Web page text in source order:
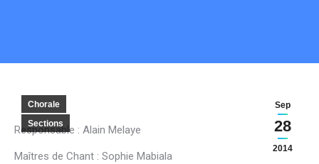
Sep
28
2014
Chorale
Sections
Responsable : Alain Melaye
Maîtres de Chant : Sophie Mabiala